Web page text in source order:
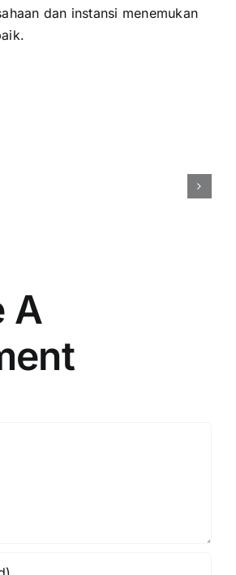
dan instansi menemukan
A